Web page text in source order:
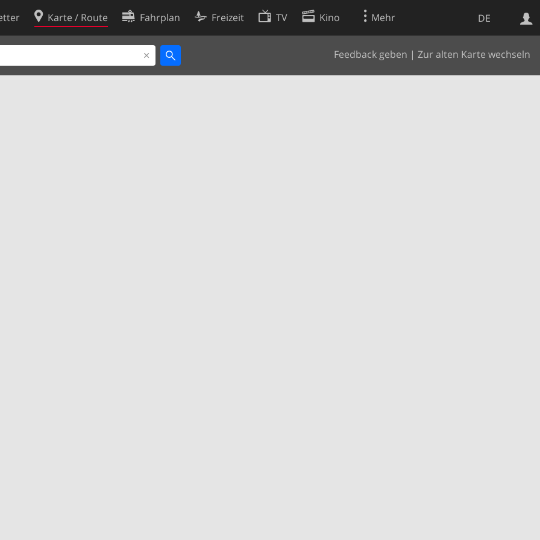
DE
Karte / Route Fahrplan Freizeit TV Kino Mehr
Feedback geben | Zur alten Karte wechseln
Websuche
Cookie-Richtlinie
Cookie-Einstellungen